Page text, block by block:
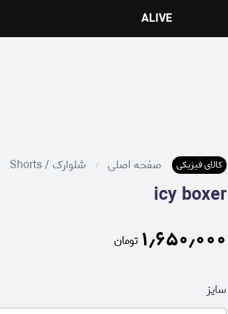
ALIVE
کالای فیزیکی صفحه اصلی شلوارک / Shorts
icy boxer
۱٫۶۵۰٫۰۰۰ تومان
سایز